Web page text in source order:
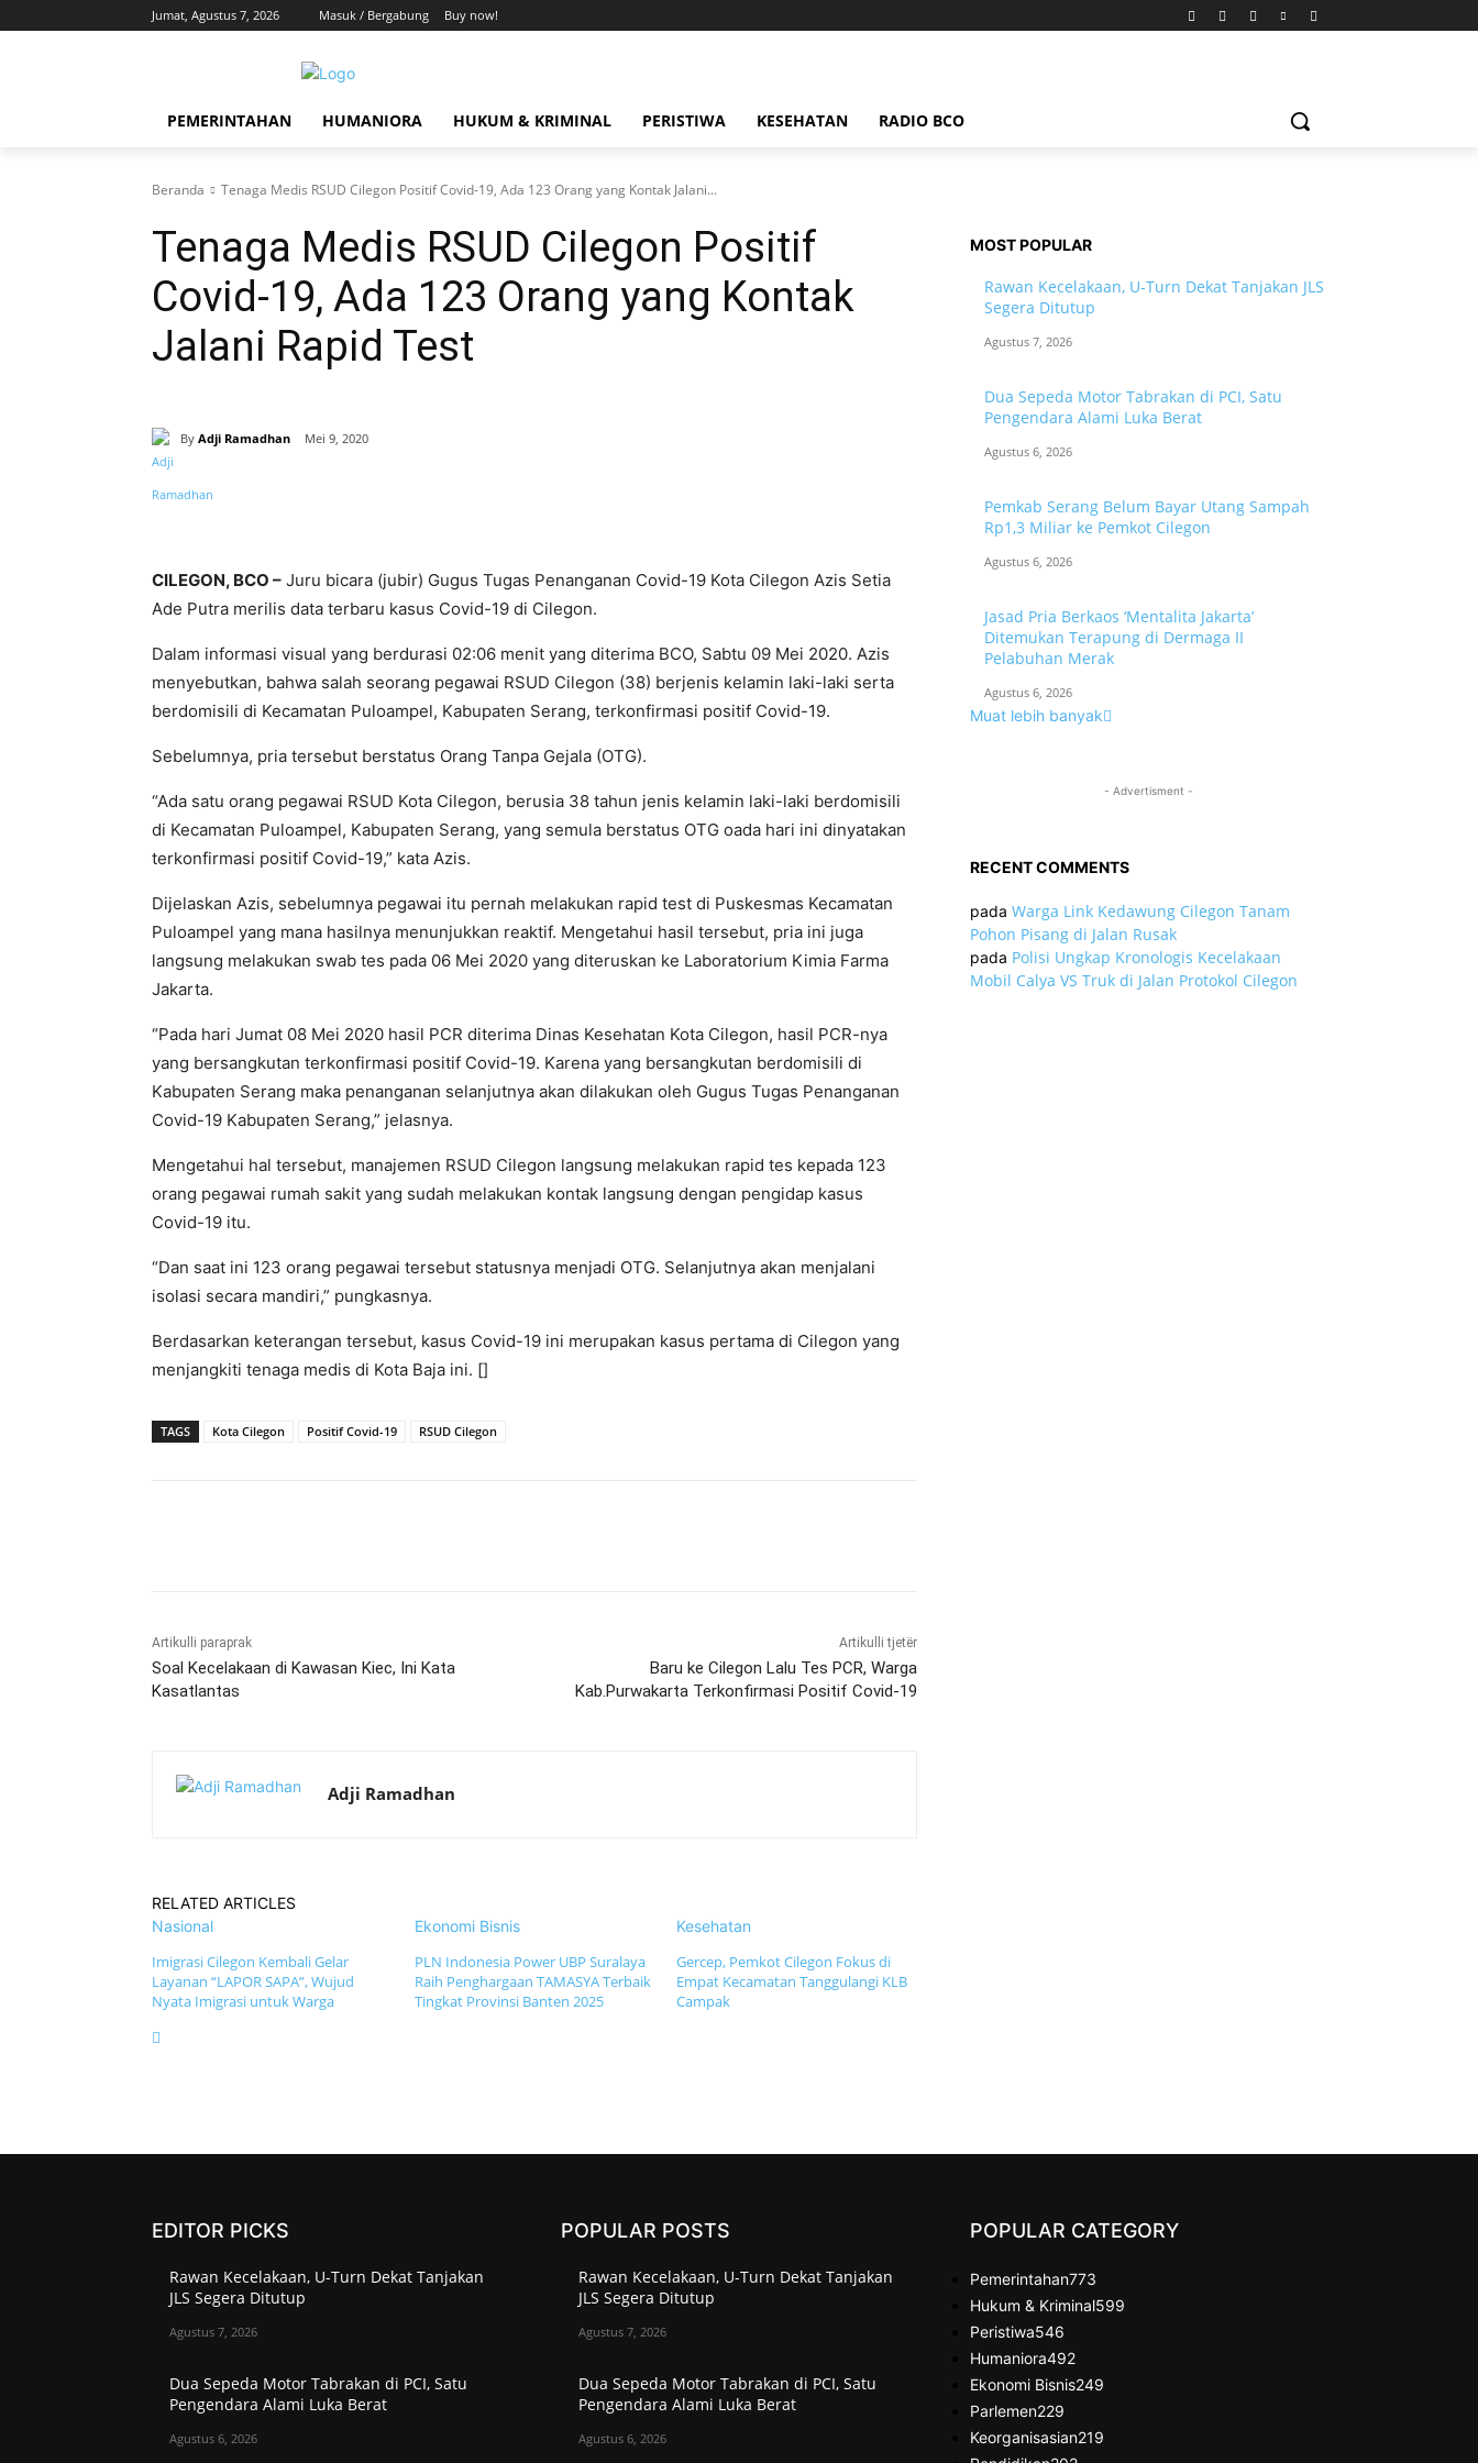
Jumat, Agustus 7, 2026 Masuk / Bergabung Buy now!
PEMERINTAHAN HUMANIORA HUKUM & KRIMINAL PERISTIWA KESEHATAN RADIO BCO
Beranda Tenaga Medis RSUD Cilegon Positif Covid-19, Ada 123 Orang yang Kontak Jalani...
Tenaga Medis RSUD Cilegon Positif
Covid-19, Ada 123 Orang yang Kontak
Jalani Rapid Test
By Adji Ramadhan Mei 9, 2020
Bagikan
CILEGON, BCO – Juru bicara (jubir) Gugus Tugas Penanganan Covid-19 Kota Cilegon Azis Setia
Ade Putra merilis data terbaru kasus Covid-19 di Cilegon.
Dalam informasi visual yang berdurasi 02:06 menit yang diterima BCO, Sabtu 09 Mei 2020. Azis
menyebutkan, bahwa salah seorang pegawai RSUD Cilegon (38) berjenis kelamin laki-laki serta
berdomisili di Kecamatan Puloampel, Kabupaten Serang, terkonfirmasi positif Covid-19.
Sebelumnya, pria tersebut berstatus Orang Tanpa Gejala (OTG).
“Ada satu orang pegawai RSUD Kota Cilegon, berusia 38 tahun jenis kelamin laki-laki berdomisili
di Kecamatan Puloampel, Kabupaten Serang, yang semula berstatus OTG oada hari ini dinyatakan
terkonfirmasi positif Covid-19,” kata Azis.
Dijelaskan Azis, sebelumnya pegawai itu pernah melakukan rapid test di Puskesmas Kecamatan
Puloampel yang mana hasilnya menunjukkan reaktif. Mengetahui hasil tersebut, pria ini juga
langsung melakukan swab tes pada 06 Mei 2020 yang diteruskan ke Laboratorium Kimia Farma
Jakarta.
“Pada hari Jumat 08 Mei 2020 hasil PCR diterima Dinas Kesehatan Kota Cilegon, hasil PCR-nya
yang bersangkutan terkonfirmasi positif Covid-19. Karena yang bersangkutan berdomisili di
Kabupaten Serang maka penanganan selanjutnya akan dilakukan oleh Gugus Tugas Penanganan
Covid-19 Kabupaten Serang,” jelasnya.
Mengetahui hal tersebut, manajemen RSUD Cilegon langsung melakukan rapid tes kepada 123
orang pegawai rumah sakit yang sudah melakukan kontak langsung dengan pengidap kasus
Covid-19 itu.
“Dan saat ini 123 orang pegawai tersebut statusnya menjadi OTG. Selanjutnya akan menjalani
isolasi secara mandiri,” pungkasnya.
Berdasarkan keterangan tersebut, kasus Covid-19 ini merupakan kasus pertama di Cilegon yang
menjangkiti tenaga medis di Kota Baja ini. []
TAGS Kota Cilegon Positif Covid-19 RSUD Cilegon
Artikulli paraprak
Soal Kecelakaan di Kawasan Kiec, Ini Kata
Kasatlantas
Artikulli tjetër
Baru ke Cilegon Lalu Tes PCR, Warga
Kab.Purwakarta Terkonfirmasi Positif Covid-19
Adji Ramadhan
RELATED ARTICLES
Nasional
Imigrasi Cilegon Kembali Gelar
Layanan “LAPOR SAPA”, Wujud
Nyata Imigrasi untuk Warga
Ekonomi Bisnis
PLN Indonesia Power UBP Suralaya
Raih Penghargaan TAMASYA Terbaik
Tingkat Provinsi Banten 2025
Kesehatan
Gercep, Pemkot Cilegon Fokus di
Empat Kecamatan Tanggulangi KLB
Campak
MOST POPULAR
Rawan Kecelakaan, U-Turn Dekat Tanjakan JLS
Segera Ditutup
Agustus 7, 2026
Dua Sepeda Motor Tabrakan di PCI, Satu
Pengendara Alami Luka Berat
Agustus 6, 2026
Pemkab Serang Belum Bayar Utang Sampah
Rp1,3 Miliar ke Pemkot Cilegon
Agustus 6, 2026
Jasad Pria Berkaos ‘Mentalita Jakarta’
Ditemukan Terapung di Dermaga II
Pelabuhan Merak
Agustus 6, 2026
Muat lebih banyak
- Advertisment -
RECENT COMMENTS
pada Warga Link Kedawung Cilegon Tanam
Pohon Pisang di Jalan Rusak
pada Polisi Ungkap Kronologis Kecelakaan
Mobil Calya VS Truk di Jalan Protokol Cilegon
EDITOR PICKS
Rawan Kecelakaan, U-Turn Dekat Tanjakan
JLS Segera Ditutup
Agustus 7, 2026
Dua Sepeda Motor Tabrakan di PCI, Satu
Pengendara Alami Luka Berat
Agustus 6, 2026
POPULAR POSTS
Rawan Kecelakaan, U-Turn Dekat Tanjakan
JLS Segera Ditutup
Agustus 7, 2026
Dua Sepeda Motor Tabrakan di PCI, Satu
Pengendara Alami Luka Berat
Agustus 6, 2026
POPULAR CATEGORY
Pemerintahan773
Hukum & Kriminal599
Peristiwa546
Humaniora492
Ekonomi Bisnis249
Parlemen229
Keorganisasian219